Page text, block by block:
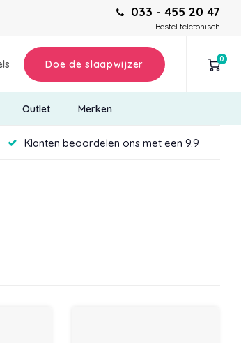
033 - 455 20 47
Bestel telefonisch
Doe de slaapwijzer 0
Outlet Merken
Klanten beoordelen ons met een 9.9